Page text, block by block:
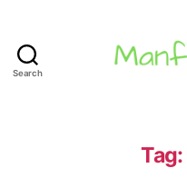
Search
Tag: